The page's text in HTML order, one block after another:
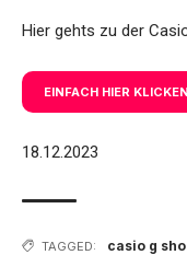
Hier gehts zu der
EINFACH HIER KLICKEN
18.12.2023
TAGGED: casio g